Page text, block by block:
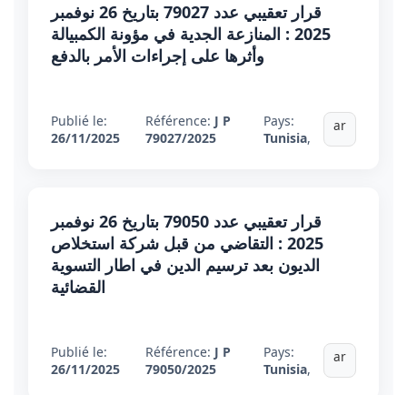
قرار تعقيبي عدد 79027 بتاريخ 26 نوفمبر
2025 : المنازعة الجدية في مؤونة الكمبيالة
وأثرها على إجراءات الأمر بالدفع
Publié le:
26/11/2025
Référence: J P
79027/2025
Pays:
Tunisia,
ar
قرار تعقيبي عدد 79050 بتاريخ 26 نوفمبر
2025 : التقاضي من قبل شركة استخلاص
الديون بعد ترسيم الدين في اطار التسوية
القضائية
Publié le:
26/11/2025
Référence: J P
79050/2025
Pays:
Tunisia,
ar